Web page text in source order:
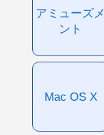
アミューズメ
ント
Mac OS X